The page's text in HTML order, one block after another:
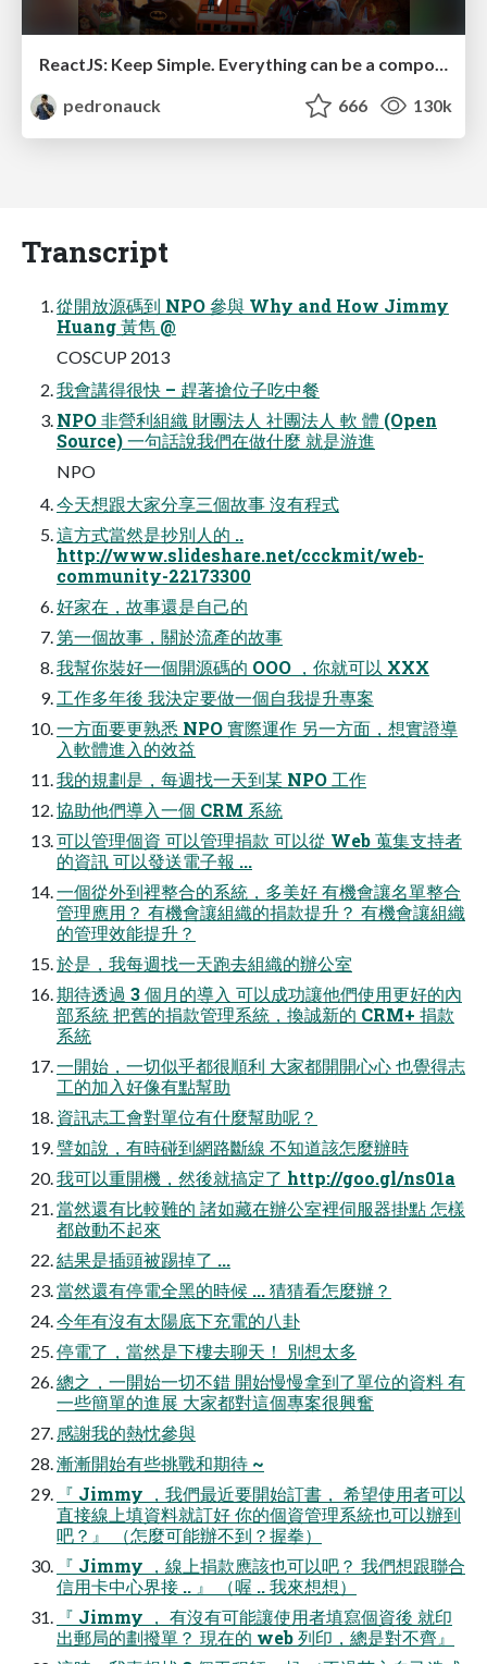
ReactJS: Keep Simple. Everything can be a component!
pedronauck
666 130k
Transcript
從開放源碼到 NPO 參與 Why and How Jimmy
Huang 黃雋 @
COSCUP 2013
我會講得很快 – 趕著搶位子吃中餐
NPO 非營利組織 財團法人 社團法人 軟 體 (Open
Source) 一句話說我們在做什麼 就是游進
NPO
今天想跟大家分享三個故事 沒有程式
這方式當然是抄別人的 ..
http://www.slideshare.net/ccckmit/web-
community-22173300
好家在，故事還是自己的
第一個故事，關於流產的故事
我幫你裝好一個開源碼的 OOO ，你就可以 XXX
工作多年後 我決定要做一個自我提升專案
一方面要更熟悉 NPO 實際運作 另一方面，想實證導
入軟體進入的效益
我的規劃是，每週找一天到某 NPO 工作
協助他們導入一個 CRM 系統
可以管理個資 可以管理捐款 可以從 Web 蒐集支持者
的資訊 可以發送電子報 ...
一個從外到裡整合的系統，多美好 有機會讓名單整合
管理應用？ 有機會讓組織的捐款提升？ 有機會讓組織
的管理效能提升？
於是，我每週找一天跑去組織的辦公室
期待透過 3 個月的導入 可以成功讓他們使用更好的內
部系統 把舊的捐款管理系統，換誠新的 CRM+ 捐款
系統
一開始，一切似乎都很順利 大家都開開心心 也覺得志
工的加入好像有點幫助
資訊志工會對單位有什麼幫助呢？
譬如說，有時碰到網路斷線 不知道該怎麼辦時
我可以重開機，然後就搞定了 http://goo.gl/ns01a
當然還有比較難的 諸如藏在辦公室裡伺服器掛點 怎樣
都啟動不起來
結果是插頭被踢掉了 ...
當然還有停電全黑的時候 ... 猜猜看怎麼辦？
今年有沒有太陽底下充電的八卦
停電了，當然是下樓去聊天！ 別想太多
總之，一開始一切不錯 開始慢慢拿到了單位的資料 有
一些簡單的進展 大家都對這個專案很興奮
感謝我的熱忱參與
漸漸開始有些挑戰和期待 ~
『 Jimmy ，我們最近要開始訂書， 希望使用者可以
直接線上填資料就訂好 你的個資管理系統也可以辦到
吧？』 （怎麼可能辦不到？握拳）
『 Jimmy ，線上捐款應該也可以吧？ 我們想跟聯合
信用卡中心界接 .. 』 （喔 .. 我來想想）
『 Jimmy ， 有沒有可能讓使用者填寫個資後 就印
出郵局的劃撥單？ 現在的 web 列印，總是對不齊』